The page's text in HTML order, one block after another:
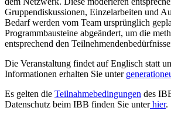
Gruppendiskussionen, Einzelarbeiten und
Bedarf werden vom Team ursprünglich
Programmbausteine abgeändert, um die
entsprechend den
Die Veranstaltung findet auf Englisch statt
Informationen erhalten Sie unter
Es gelten die Teilnahmebedingungen des
Datenschutz beim IBB finden Sie unterhier.